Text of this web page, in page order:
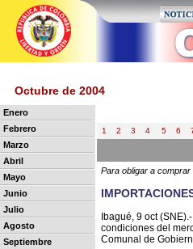
Octubre de 2004
Enero
Febrero
Marzo
Abril
Mayo
Junio
Julio
Agosto
Septiembre
1 2 3 4 5 6
Para obligar a
Ibagué, 9 oct
condiciones del
Comunal de